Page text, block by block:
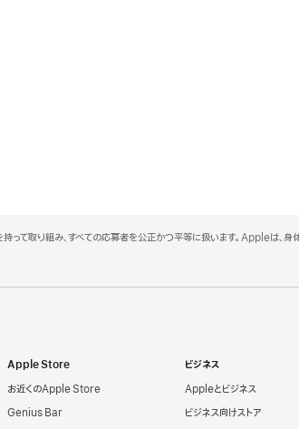
て取り組み、すべての応募者を公正かつ平等に扱います。Appleは、身
Apple Store
お近くのApple Store
Genius Bar
ビジネス
Appleとビジネス
ビジネス向けストア